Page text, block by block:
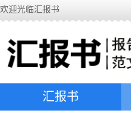
欢迎光临汇报书
汇报书